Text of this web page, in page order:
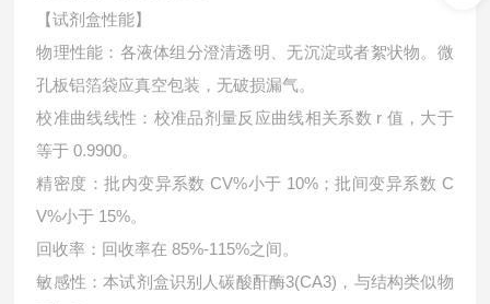
【试剂盒性能】
物理性能：各液体组分澄清透明、无沉淀或者絮状物。微
孔板铝箔袋应真空包装，无破损漏气。
校准曲线线性：校准品剂量反应曲线相关系数 r 值，大于
等于 0.9900。
精密度：批内变异系数 CV%小于 10%；批间变异系数 C
V%小于 15%。
回收率：回收率在 85%-115%之间。
敏感性：本试剂盒识别人碳酸酐酶3(CA3)，与结构类似物